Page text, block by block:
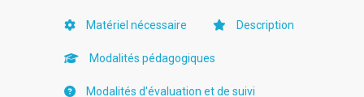
Matériel nécessaire Description
Modalités pédagogiques
Modalités d'évaluation et de suivi